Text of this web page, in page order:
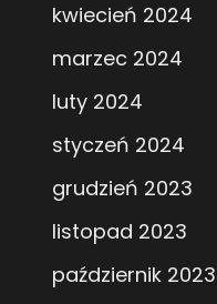
kwiecień 2024
marzec 2024
luty 2024
styczeń 2024
grudzień 2023
listopad 2023
październik 2023